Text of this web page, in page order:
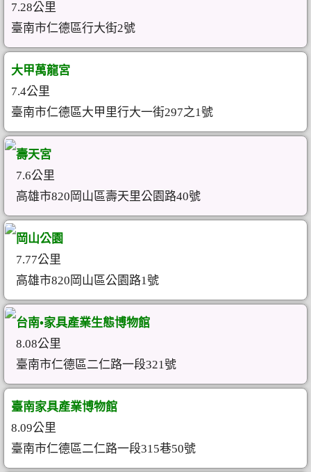
7.28公里
臺南市仁德區行大街2號
大甲萬龍宮
7.4公里
臺南市仁德區大甲里行大一街297之1號
壽天宮
7.6公里
高雄市820岡山區壽天里公園路40號
岡山公園
7.77公里
高雄市820岡山區公園路1號
台南•家具產業生態博物館
8.08公里
臺南市仁德區二仁路一段321號
臺南家具產業博物館
8.09公里
臺南市仁德區二仁路一段315巷50號